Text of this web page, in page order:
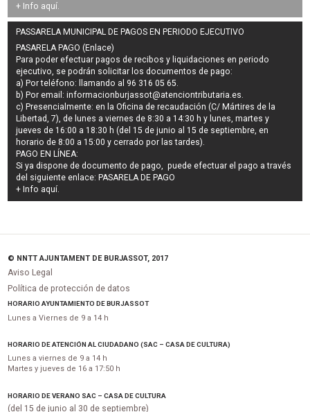
+ Info aquí.
PASSARELA MUNICIPAL DE PAGOS EN PERIODO EJECUTIVO
PASARELA PAGO (Enlace)
Para poder efectuar pagos derecibos y liquidaciones en periodo
ejecutivo, se podrán solicitar los documentos de pago:
a) Por teléfono: llamando al 96 316 05 65.
b) Por email:informacionburjassot@atenciontributaria.es.
c) Presencialmente: en la Oficina de recaudación (C/ Mártires de la
Libertad, 7), de lunes a viernes de 8:30 a 14:30 h y lunes, martes y
jueves de 16:00 a 18:30 h (del 15 de junio al 15 de septiembre, en
horario de 8:00 a 15:00 y cerrado por las tardes).
PAGO EN LÍNEA:
Si ya dispone de documento de pago, puede efectuar el pago a través
del siguiente enlace: PASARELA DE PAGO
+ Info aquí.
© NNTT AJUNTAMENT DE BURJASSOT, 2017
Aviso Legal
Política de protección de datos
HORARIO AYUNTAMIENTO DE BURJASSOT
Lunes a Viernes de 9 a 14 h
HORARIO DE ATENCIÓN AL CIUDADANO (SAC – CASA DE CULTURA)
Lunes a viernes de 9 a 14 h
Martes y jueves de 16 a 17:50 h
HORARIO DE VERANO SAC – CASA DE CULTURA
(del 15 de junio al 30 de septiembre)